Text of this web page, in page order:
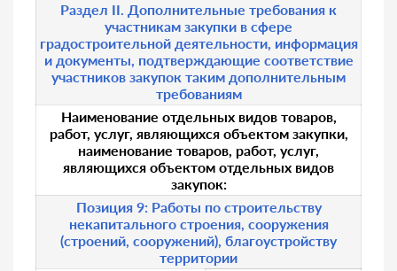
Раздел II. Дополнительные требования к
участникам закупки в сфере
градостроительной деятельности, информация
и документы, подтверждающие соответствие
участников закупок таким дополнительным
требованиям
Наименование отдельных видов товаров,
работ, услуг, являющихся объектом закупки,
наименование товаров, работ, услуг,
являющихся объектом отдельных видов
закупок:
Позиция 9: Работы по строительству
некапитального строения, сооружения
(строений, сооружений), благоустройству
территории